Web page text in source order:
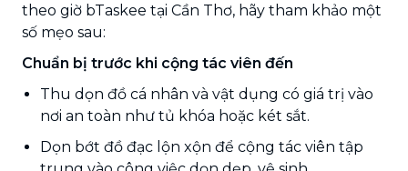
theo giờ bTaskee tại Cần Thơ, hãy tham khảo một
số mẹo sau:
Chuẩn bị trước khi cộng tác viên đến
Thu dọn đồ cá nhân và vật dụng có giá trị vào
nơi an toàn như tủ khóa hoặc két sắt.
Dọn bớt đồ đạc lộn xộn để cộng tác viên tập